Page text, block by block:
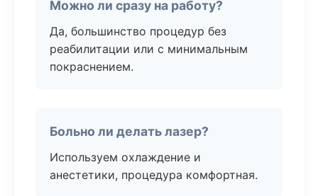
Можно ли сразу на работу?
Да, большинство процедур без
реабилитации или с минимальным
покраснением.
Больно ли делать лазер?
Используем охлаждение и
анестетики, процедура комфортная.